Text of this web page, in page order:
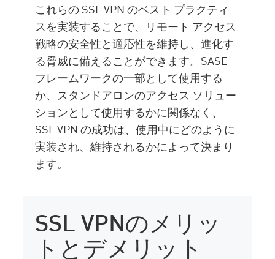
これらの SSL VPN のベスト プラクティ
スを実装することで、リモート アクセス
戦略の安全性と適応性を維持し、進化す
る脅威に備えることができます。SASE
フレームワークの一部として使用する
か、スタンドアロンのアクセス ソリュー
ションとして使用するかに関係なく、
SSL VPN の成功は、使用中にどのように
実装され、維持されるかによって決まり
ます。
SSL VPNのメリッ
トとデメリット